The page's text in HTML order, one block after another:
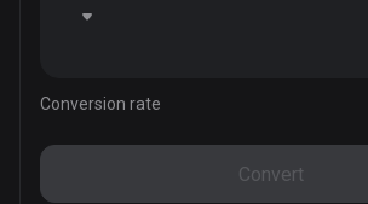
Conversion rate
Convert